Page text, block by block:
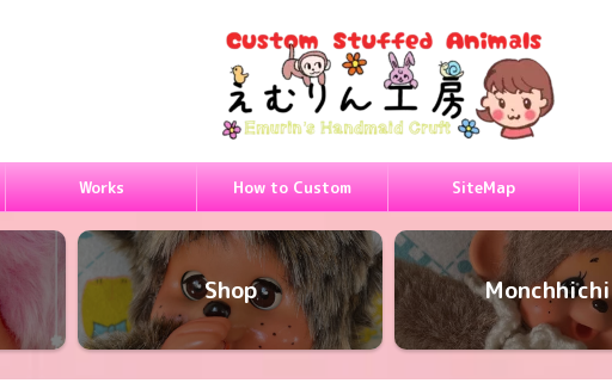
Works How to Custom SiteMap
Shop Monchhichi